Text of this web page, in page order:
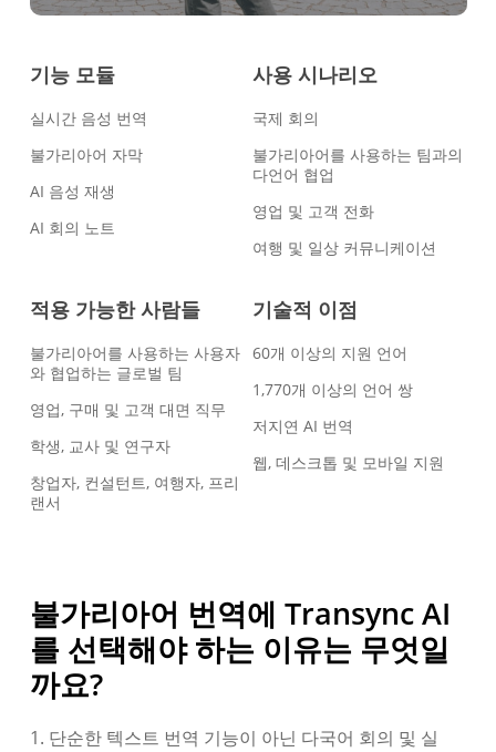
기능 모듈
실시간 음성 번역
불가리아어 자막
AI 음성 재생
AI 회의 노트
사용 시나리오
국제 회의
불가리아어를 사용하는 팀과의
다언어 협업
영업 및 고객 전화
여행 및 일상 커뮤니케이션
적용 가능한 사람들
불가리아어를 사용하는 사용자
와 협업하는 글로벌 팀
영업, 구매 및 고객 대면 직무
학생, 교사 및 연구자
창업자, 컨설턴트, 여행자, 프리
랜서
기술적 이점
60개 이상의 지원 언어
1,770개 이상의 언어 쌍
저지연 AI 번역
웹, 데스크톱 및 모바일 지원
불가리아어 번역에 Transync AI
를 선택해야 하는 이유는 무엇일
까요?
1. 단순한 텍스트 번역 기능이 아닌 다국어 회의 및 실